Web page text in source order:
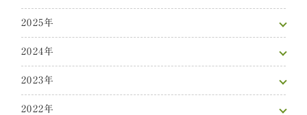
2025年
2024年
2023年
2022年